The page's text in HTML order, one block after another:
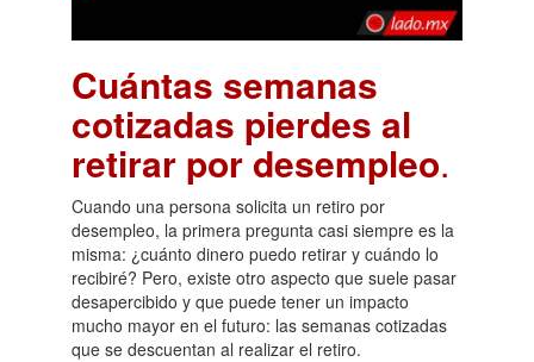
Cuántas semanas
cotizadas pierdes al
retirar por desempleo.
Cuando una persona solicita un retiro por
desempleo, la primera pregunta casi siempre es la
misma: ¿cuánto dinero puedo retirar y cuándo lo
recibiré? Pero, existe otro aspecto que suele pasar
desapercibido y que puede tener un impacto
mucho mayor en el futuro: las semanas cotizadas
que se descuentan al realizar el retiro.